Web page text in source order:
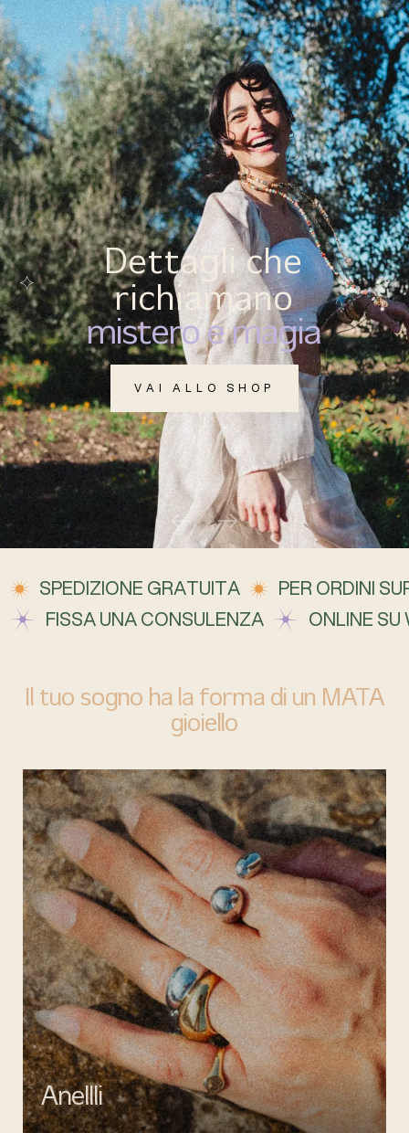
(0)
MENU
Dettagli che
richiamano
mistero e magia
VAI ALLO SHOP
SPEDIZIONE GRATUITA
PER ORDINI
FISSA UNA CONSULENZA
ONLINE
Il tuo sogno ha la forma di un MATA
gioiello
Anellli
Scopri la collezione di anelli artigianali di Mata gioielli, realizzati in